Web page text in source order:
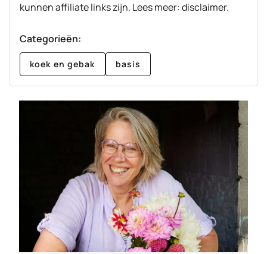
kunnen affiliate links zijn. Lees meer: disclaimer.
Categorieën:
koek en gebak basis